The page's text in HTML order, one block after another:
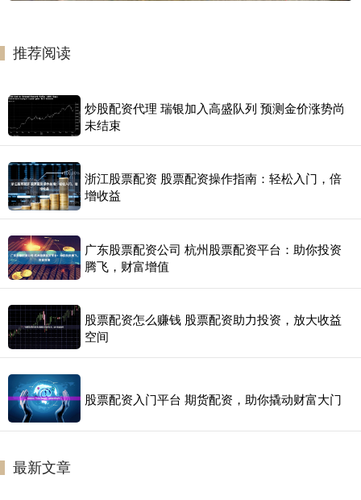
推荐阅读
炒股配资代理 瑞银加入高盛队列 预测金价涨势尚
未结束
浙江股票配资 股票配资操作指南：轻松入门，倍
增收益
广东股票配资公司 杭州股票配资平台：助你投资
腾飞，财富增值
股票配资怎么赚钱 股票配资助力投资，放大收益
空间
股票配资入门平台 期货配资，助你撬动财富大门
最新文章